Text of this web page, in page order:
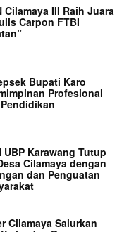
Cilamaya III Raih Juara
Carpon FTBI
Bupati Karo
Profesional
UBP Karawang Tutup
Cilamaya dengan
dan Penguatan
Cilamaya Salurkan